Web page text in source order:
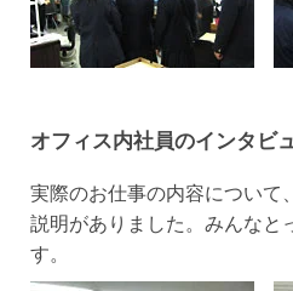
オフィス内社員のインタビ
実際のお仕事の内容について
説明がありました。みんなと
す。